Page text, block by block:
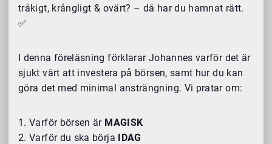
tråkigt, krångligt & ovärt? – då har du hamnat rätt.
✅
I denna föreläsning förklarar Johannes varför det är
sjukt värt att investera på börsen, samt hur du kan
göra det med minimal ansträngning. Vi pratar om:
Varför börsen är MAGISK
Varför du ska börja IDAG